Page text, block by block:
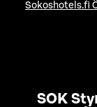
Sokoshotels.fi
SOK